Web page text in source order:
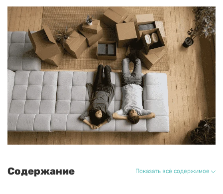
Содержание Показать всё содержимое